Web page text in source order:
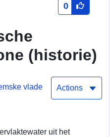
0
(historie)
vlade Actions
uit het